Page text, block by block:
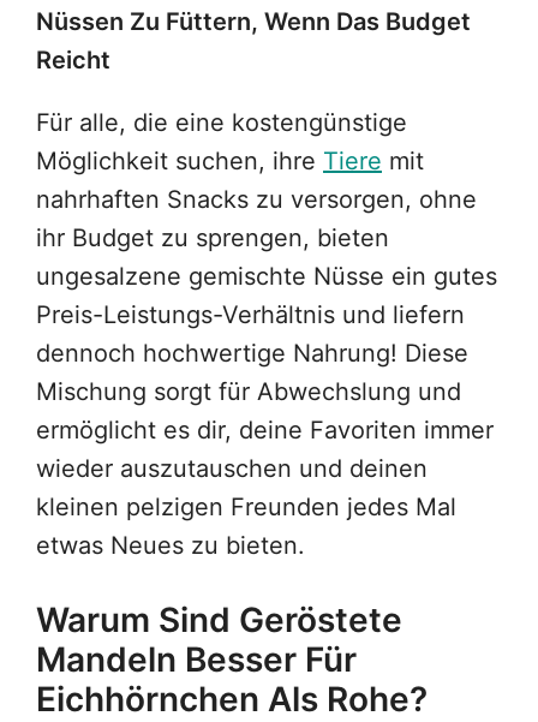
Nüssen Zu Füttern, Wenn Das Budget
Reicht
Für alle, die eine kostengünstige
Möglichkeit suchen, ihre Tiere mit
nahrhaften Snacks zu versorgen, ohne
ihr Budget zu sprengen, bieten
ungesalzene gemischte Nüsse ein gutes
Preis-Leistungs-Verhältnis und liefern
dennoch hochwertige Nahrung! Diese
Mischung sorgt für Abwechslung und
ermöglicht es dir, deine Favoriten immer
wieder auszutauschen und deinen
kleinen pelzigen Freunden jedes Mal
etwas Neues zu bieten.
Warum Sind Geröstete
Mandeln Besser Für
Eichhörnchen Als Rohe?